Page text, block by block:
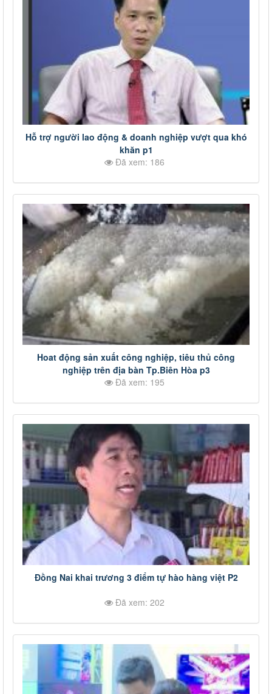
Hỗ trợ người lao động & doanh nghiệp vượt qua khó
khăn p1
Đã xem: 186
Hoat động sản xuất công nghiệp, tiêu thủ công
nghiệp trên địa bàn Tp.Biên Hòa p3
Đã xem: 195
Đồng Nai khai trương 3 điểm tự hào hàng việt P2
Đã xem: 202